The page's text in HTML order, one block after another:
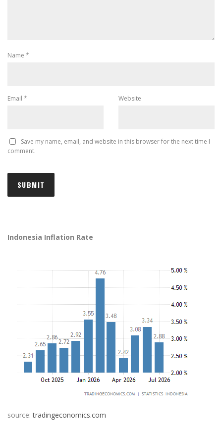
Name *
Email * Website
Save my name, email, and website in this browser for the next time I
comment.
Indonesia Inflation Rate
source:tradingeconomics.com